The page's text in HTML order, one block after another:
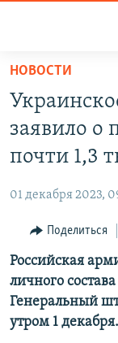
Вернуться
основному
содержанию
главной
навигации
Вернутся
поиску
СПЕЦПРОЕКТЫ
11 ЛЕТ
ЕЩЕ
ИНТЕРАКТИВ
ИНФОГРАФИКА
ТЕЛЕПРОЕКТ
СОВЕТЫ
РАДІО СВОБОДА
КАК ОБОЙТИ
Українською
Qırımtatar
НОВОСТИ
заявило о
почти 1,3
01 декабря 2023,
Поделиться
Российская
личного
Генеральный
утром 1 декабря.